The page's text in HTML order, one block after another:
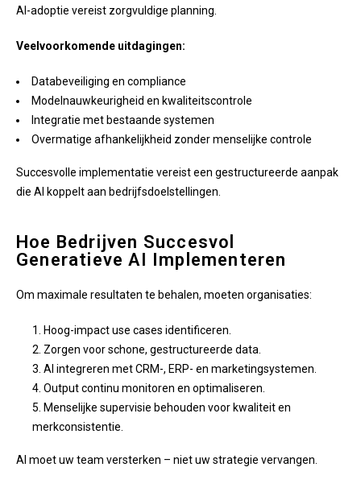
AI-adoptie vereist zorgvuldige planning.
Veelvoorkomende uitdagingen:
Databeveiliging en compliance
Modelnauwkeurigheid en kwaliteitscontrole
Integratie met bestaande systemen
Overmatige afhankelijkheid zonder menselijke controle
Succesvolle implementatie vereist een gestructureerde aanpak
die AI koppelt aan bedrijfsdoelstellingen.
Hoe Bedrijven Succesvol
Generatieve AI Implementeren
Om maximale resultaten te behalen, moeten organisaties:
Hoog-impact use cases identificeren.
Zorgen voor schone, gestructureerde data.
AI integreren met CRM-, ERP- en marketingsystemen.
Output continu monitoren en optimaliseren.
Menselijke supervisie behouden voor kwaliteit en
merkconsistentie.
AI moet uw team versterken – niet uw strategie vervangen.